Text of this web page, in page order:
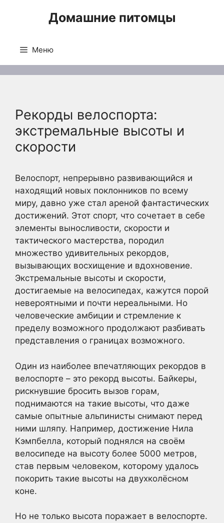
Домашние питомцы
Меню
Рекорды велоспорта:
экстремальные высоты и
скорости
Велоспорт, непрерывно развивающийся и
находящий новых поклонников по всему
миру, давно уже стал ареной фантастических
достижений. Этот спорт, что сочетает в себе
элементы выносливости, скорости и
тактического мастерства, породил
множество удивительных рекордов,
вызывающих восхищение и вдохновение.
Экстремальные высоты и скорости,
достигаемые на велосипедах, кажутся порой
невероятными и почти нереальными. Но
человеческие амбиции и стремление к
пределу возможного продолжают разбивать
представления о границах возможного.
Один из наиболее впечатляющих рекордов в
велоспорте – это рекорд высоты. Байкеры,
рискнувшие бросить вызов горам,
поднимаются на такие высоты, что даже
самые опытные альпинисты снимают перед
ними шляпу. Например, достижение Нила
Кэмпбелла, который поднялся на своём
велосипеде на высоту более 5000 метров,
став первым человеком, которому удалось
покорить такие высоты на двухколёсном
коне.
Но не только высота поражает в велоспорте.